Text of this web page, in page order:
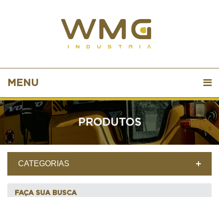
MENU
PRODUTOS
CATEGORIAS
FAÇA SUA BUSCA